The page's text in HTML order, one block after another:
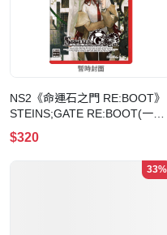
NS2《命運石之門 RE:BOOT》
STEINS;GATE RE:BOOT(一般
版-NS2)
$320
33%